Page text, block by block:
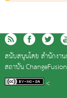
สนับสนุนโดย สำนักงา
สถาบัน
<